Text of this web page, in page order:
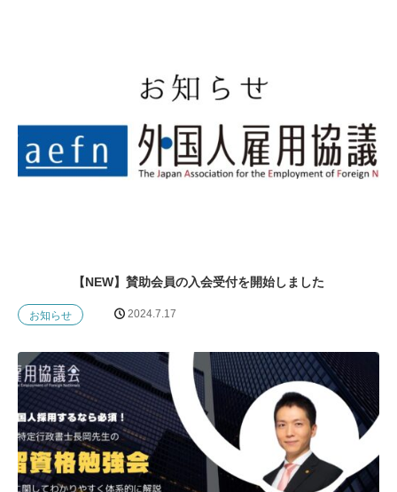
【NEW】賛助会員の入会受付を開始しました
お知らせ 2024.7.17